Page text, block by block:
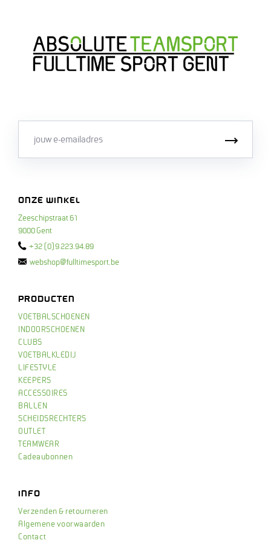
ONZE WINKEL
Zeeschipstraat 61
9000 Gent
+32 (0)9 223.94.89
webshop@fulltimesport.be
PRODUCTEN
VOETBALSCHOENEN
INDOORSCHOENEN
CLUBS
VOETBALKLEDIJ
LIFESTYLE
KEEPERS
ACCESSOIRES
BALLEN
SCHEIDSRECHTERS
OUTLET
TEAMWEAR
Cadeaubonnen
INFO
Verzenden & retourneren
Algemene voorwaarden
Contact